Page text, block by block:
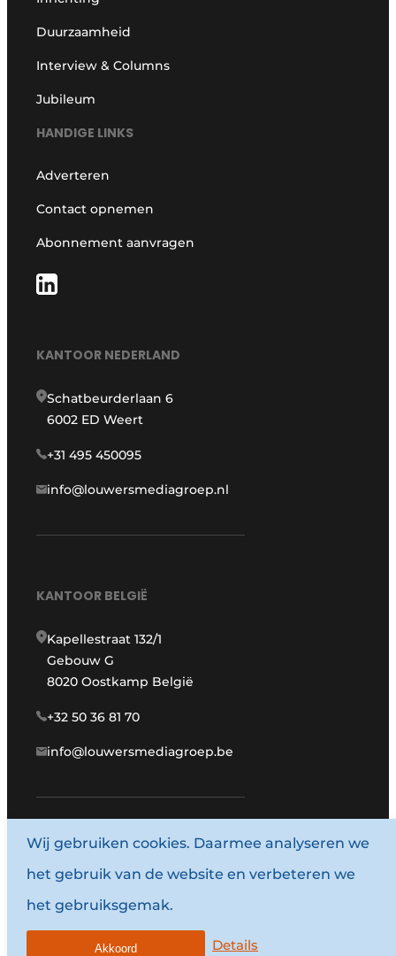
Duurzaamheid
Interview & Columns
Jubileum
HANDIGE LINKS
Adverteren
Contact opnemen
Abonnement aanvragen
KANTOOR NEDERLAND
Schatbeurderlaan 6
6002 ED Weert
+31 495 450095
info@louwersmediagroep.nl
KANTOOR BELGIË
Kapellestraat 132/1
Gebouw G
8020 Oostkamp België
+32 50 36 81 70
info@louwersmediagroep.be
www.louwersmediagroep.com
© 1987 - 2026 Louwersmediagroep.
Algemene voorwaarden
Wij gebruiken cookies. Daarmee analyseren we
het gebruik van de website en verbeteren we
het gebruiksgemak.
Details
Akkoord